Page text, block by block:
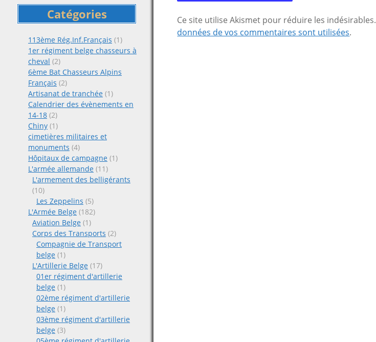
Catégories
113ème Rég.Inf.Français (1)
1er régiment belge chasseurs à
cheval (2)
6ème Bat Chasseurs Alpins
Français (2)
Artisanat de tranchée (1)
Calendrier des évènements en
14-18 (2)
Chiny (1)
cimetières militaires et
monuments (4)
Hôpitaux de campagne (1)
L'armée allemande (11)
L'armement des belligérants
(10)
Les Zeppelins (5)
L'Armée Belge (182)
Aviation Belge (1)
Corps des Transports (2)
Compagnie de Transport
belge (1)
L'Artillerie Belge (17)
01er régiment d'artillerie
belge (1)
02ème régiment d'artillerie
belge (1)
03ème régiment d'artillerie
belge (3)
Ce site utilise Akismet pour réduire les indésirables.
données de vos commentaires sont utilisées.